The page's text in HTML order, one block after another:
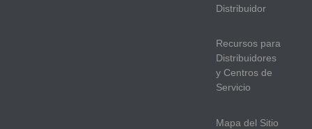
Distribuidor
Recursos para
Distribuidores
y Centros de
Servicio
Mapa del Sitio